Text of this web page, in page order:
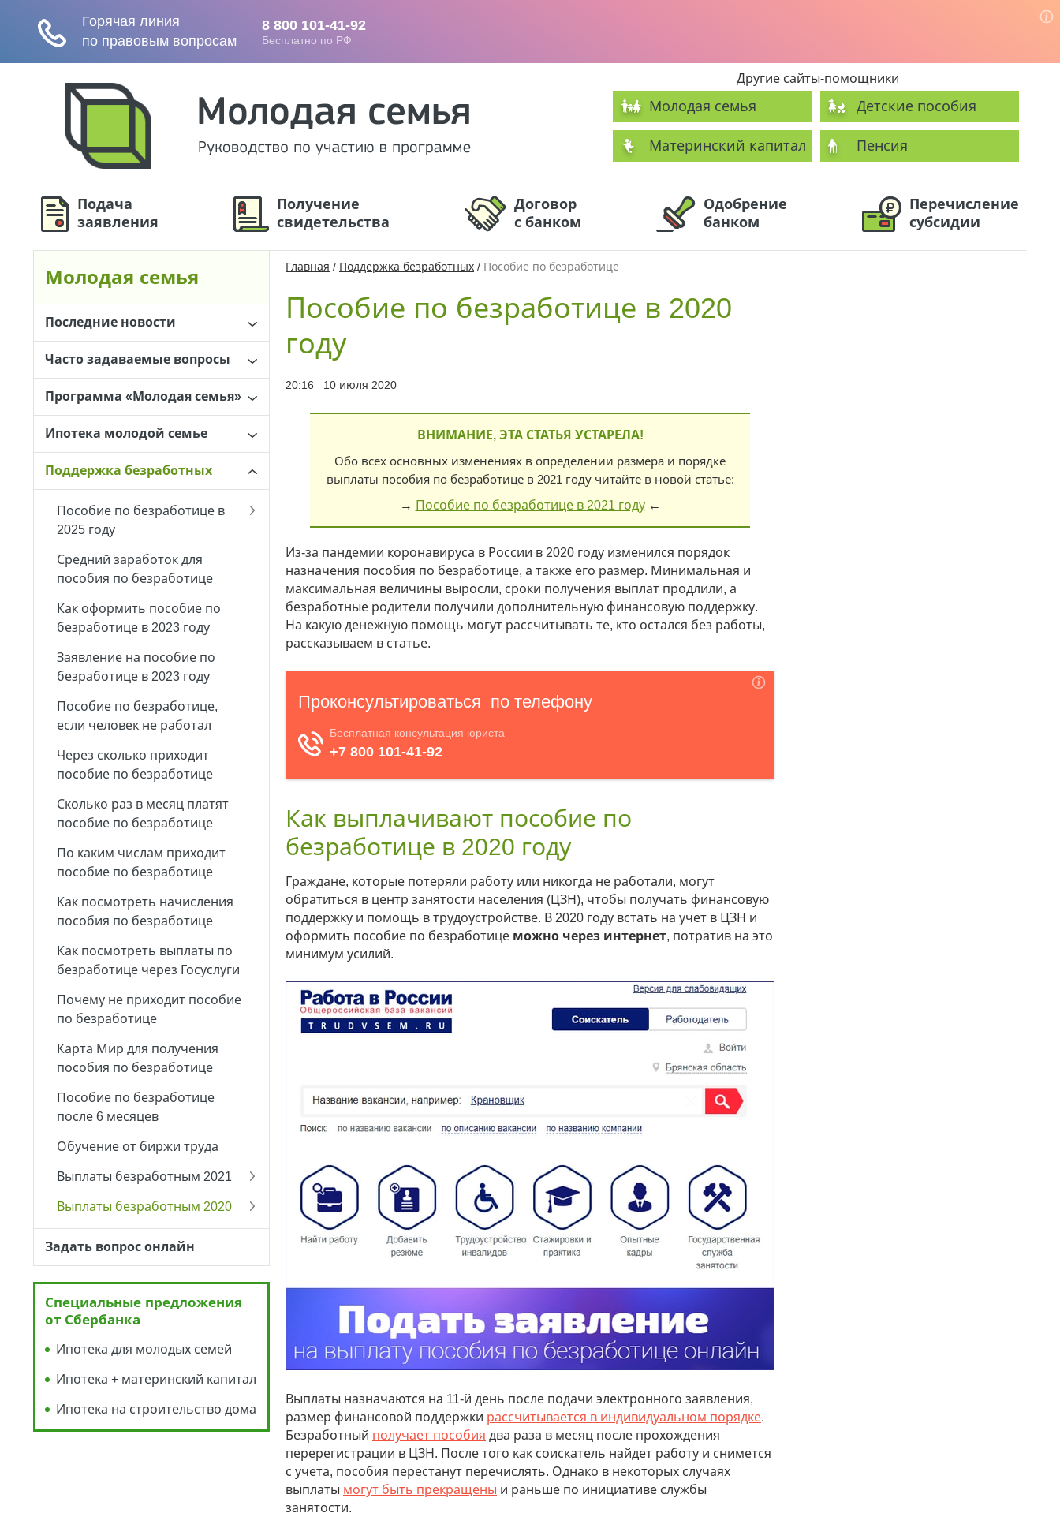
Другие сайты-помощники
Молодая семья Детские пособия
Материнский капитал Пенсия
Подача
заявления
Получение
свидетельства
Договор
с банком
Одобрение
банком
Перечисление
субсидии
Молодая семья
Последние новости
Часто задаваемые вопросы
Программа «Молодая семья»
Ипотека молодой семье
Поддержка безработных
Пособие по безработице в
2025 году
Средний заработок для
пособия по безработице
Как оформить пособие по
безработице в 2023 году
Заявление на пособие по
безработице в 2023 году
Пособие по безработице,
если человек не работал
Через сколько приходит
пособие по безработице
Сколько раз в месяц платят
пособие по безработице
По каким числам приходит
пособие по безработице
Как посмотреть начисления
пособия по безработице
Как посмотреть выплаты по
безработице через Госуслуги
Почему не приходит пособие
по безработице
Карта Мир для получения
пособия по безработице
Пособие по безработице
после 6 месяцев
Обучение от биржи труда
Выплаты безработным 2021
Выплаты безработным 2020
Задать вопрос онлайн
Специальные предложения
от Сбербанка
Ипотека для молодых семей
Ипотека + материнский капитал
Ипотека на строительство дома
Главная / Поддержка безработных / Пособие по безработице
Пособие по безработице в 2020
году
20:16 10 июля 2020
ВНИМАНИЕ, ЭТА СТАТЬЯ УСТАРЕЛА!
Обо всех основных изменениях в определении размера и порядке
выплаты пособия по безработице в 2021 году читайте в новой статье:
→ Пособие по безработице в 2021 году←
Из-за пандемии коронавируса в России в 2020 году изменился порядок
назначения пособия по безработице, а также его размер. Минимальная и
максимальная величины выросли, сроки получения выплат продлили, а
безработные родители получили дополнительную финансовую поддержку.
На какую денежную помощь могут рассчитывать те, кто остался без работы,
рассказываем в статье.
Как выплачивают пособие по
безработице в 2020 году
Граждане, которые потеряли работу или никогда не работали, могут
обратиться в центр занятости населения (ЦЗН), чтобы получать финансовую
поддержку и помощь в трудоустройстве. В 2020 году встать на учет в ЦЗН и
оформить пособие по безработице можно через интернет, потратив на это
минимум усилий.
Выплаты назначаются на 11-й день после подачи электронного заявления,
размер финансовой поддержки рассчитывается в индивидуальном порядке.
Безработный получает пособия два раза в месяц после прохождения
перерегистрации в ЦЗН. После того как соискатель найдет работу и снимется
с учета, пособия перестанут перечислять. Однако в некоторых случаях
выплаты могут быть прекращены и раньше по инициативе службы
занятости.